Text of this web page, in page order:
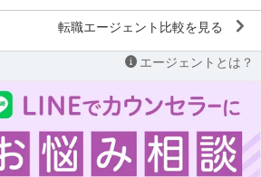
転職エージェント比較を見る
エージェントとは？